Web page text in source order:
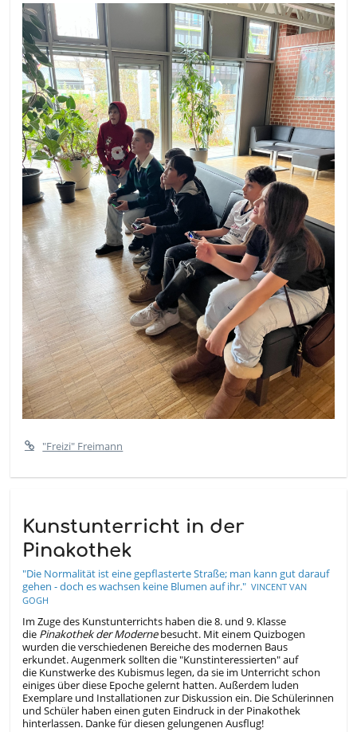
"Freizi" Freimann
Kunstunterricht in der
Pinakothek
"Die Normalität ist eine gepflasterte Straße; man kann gut darauf
gehen -doch es wachsen keine Blumen auf ihr." VINCENT VAN
GOGH
Im Zuge des Kunstunterrichts haben die 8. und 9. Klasse
die Pinakothek der Modernebesucht. Mit einem Quizbogen
wurden die verschiedenen Bereiche des modernen Baus
erkundet. Augenmerk sollten die "Kunstinteressierten" auf
die Kunstwerke des Kubismus legen, da sie im Unterricht schon
einiges über diese Epoche gelernt hatten. Außerdem luden
Exemplare und Installationen zur Diskussion ein. DieSchülerinnen
und Schüler haben einen guten Eindruck in der Pinakothek
hinterlassen. Danke für diesen gelungenen Ausflug!